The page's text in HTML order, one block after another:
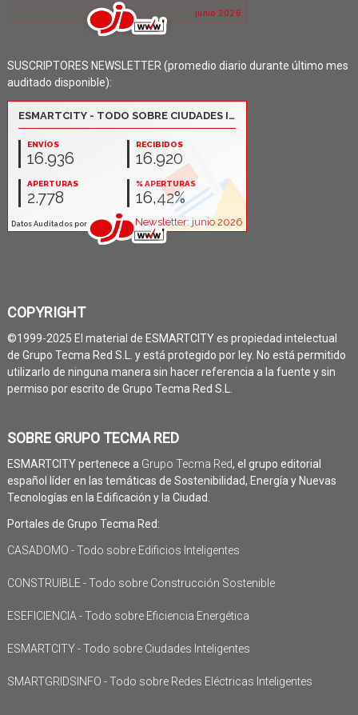
SUSCRIPTORES NEWSLETTER (promedio diario durante último mes
auditado disponible):
COPYRIGHT
©1999-2025 El material de ESMARTCITY es propiedad intelectual
de Grupo Tecma Red S.L. y está protegido por ley. No está permitido
utilizarlo de ninguna manera sin hacer referencia a la fuente y sin
permiso por escrito de Grupo Tecma Red S.L.
SOBRE GRUPO TECMA RED
ESMARTCITY pertenece a Grupo Tecma Red, el grupo editorial
español líder en las temáticas de Sostenibilidad, Energía y Nuevas
Tecnologías en la Edificación y la Ciudad.
Portales de Grupo Tecma Red:
CASADOMO - Todo sobre Edificios Inteligentes
CONSTRUIBLE - Todo sobre Construcción Sostenible
ESEFICIENCIA - Todo sobre Eficiencia Energética
ESMARTCITY - Todo sobre Ciudades Inteligentes
SMARTGRIDSINFO - Todo sobre Redes Eléctricas Inteligentes